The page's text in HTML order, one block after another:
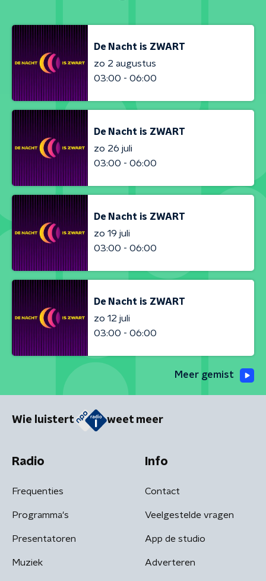
De Nacht is ZWART
zo 2 augustus
03:00 - 06:00
De Nacht is ZWART
zo 26 juli
03:00 - 06:00
De Nacht is ZWART
zo 19 juli
03:00 - 06:00
De Nacht is ZWART
zo 12 juli
03:00 - 06:00
Meer gemist
Wie luistert weet meer
Radio
Frequenties
Programma's
Presentatoren
Muziek
Info
Contact
Veelgestelde vragen
App de studio
Adverteren